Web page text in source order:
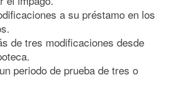
a su préstamo en los
de tres modificaciones desde
periodo de prueba de tres o